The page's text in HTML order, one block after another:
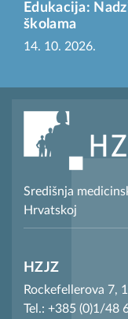
Edukacija:
školama
14. 10. 2026.
Središnja
Hrvatskoj
HZJZ
Rockefellerova 7,
Tel.: +385 (0)1/48